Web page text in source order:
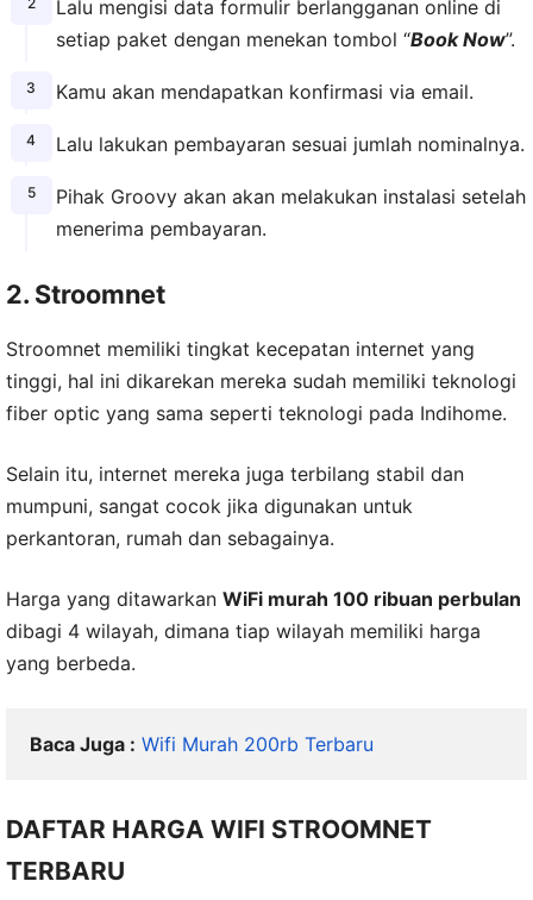
Lalu mengisi data formulir berlangganan online di
setiap paket dengan menekan tombol “Book Now”.
Kamu akan mendapatkan konfirmasi via email.
Lalu lakukan pembayaran sesuai jumlah nominalnya.
Pihak Groovy akan akan melakukan instalasi setelah
menerima pembayaran.
2. Stroomnet
Stroomnet memiliki tingkat kecepatan internet yang
tinggi, hal ini dikarekan mereka sudah memiliki teknologi
fiber optic yang sama seperti teknologi pada Indihome.
Selain itu, internet mereka juga terbilang stabil dan
mumpuni, sangat cocok jika digunakan untuk
perkantoran, rumah dan sebagainya.
Harga yang ditawarkan WiFi murah 100 ribuan perbulan
dibagi 4 wilayah, dimana tiap wilayah memiliki harga
yang berbeda.
Baca Juga : Wifi Murah 200rb Terbaru
DAFTAR HARGA WIFI STROOMNET
TERBARU